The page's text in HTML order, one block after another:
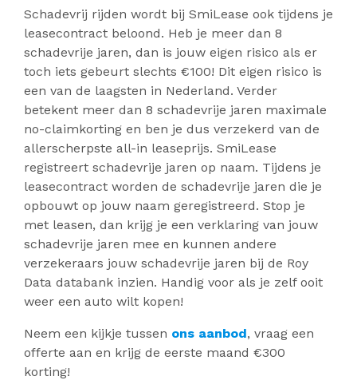
Schadevrij rijden wordt bij SmiLease ook tijdens je
leasecontract beloond. Heb je meer dan 8
schadevrije jaren, dan is jouw eigen risico als er
toch iets gebeurt slechts €100! Dit eigen risico is
een van de laagsten in Nederland. Verder
betekent meer dan 8 schadevrije jaren maximale
no-claimkorting en ben je dus verzekerd van de
allerscherpste all-in leaseprijs. SmiLease
registreert schadevrije jaren op naam. Tijdens je
leasecontract worden de schadevrije jaren die je
opbouwt op jouw naam geregistreerd. Stop je
met leasen, dan krijg je een verklaring van jouw
schadevrije jaren mee en kunnen andere
verzekeraars jouw schadevrije jaren bij de Roy
Data databank inzien. Handig voor als je zelf ooit
weer een auto wilt kopen!
Neem een kijkje tussen ons aanbod, vraag een
offerte aan en krijg de eerste maand €300
korting!